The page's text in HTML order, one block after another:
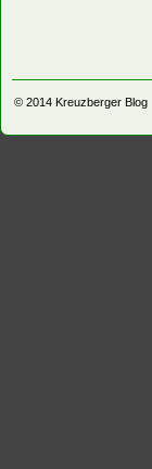
© 2014 Kreuzberger Blog